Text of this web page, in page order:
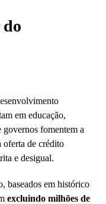
em educação,
governos fomentem a
oferta de crédito
e desigual.
baseados em histórico
excluindo milhões de